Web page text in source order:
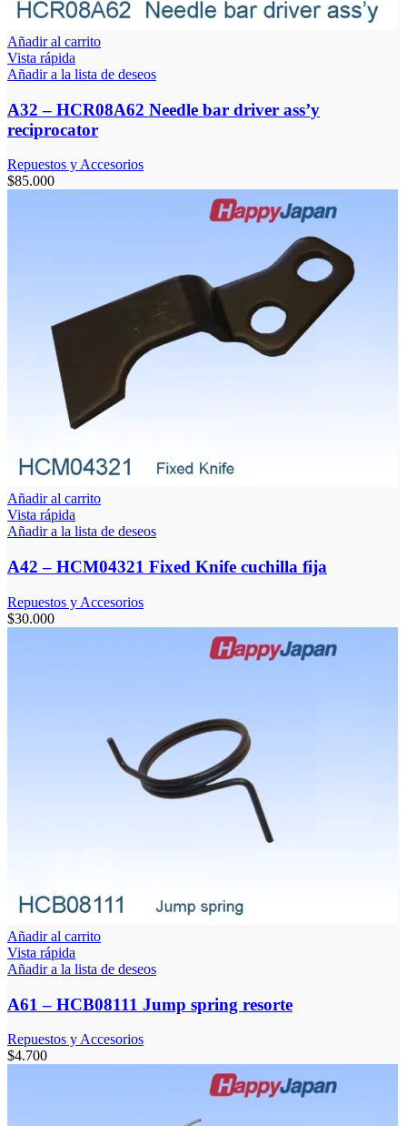
Añadir al carrito
Vista rápida
Añadir a la lista de deseos
A32 – HCR08A62 Needle bar driver ass’y
reciprocator
Repuestos y Accesorios
$85.000
Añadir al carrito
Vista rápida
Añadir a la lista de deseos
A42 – HCM04321 Fixed Knife cuchilla fija
Repuestos y Accesorios
$30.000
Añadir al carrito
Vista rápida
Añadir a la lista de deseos
A61 – HCB08111 Jump spring resorte
Repuestos y Accesorios
$4.700